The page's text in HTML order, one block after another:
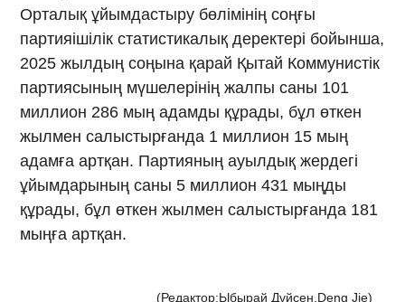
Орталық ұйымдастыру бөлімінің соңғы
партияішілік статистикалық деректері бойынша,
2025 жылдың соңына қарай Қытай Коммунистік
партиясының мүшелерінің жалпы саны 101
миллион 286 мың адамды құрады, бұл өткен
жылмен салыстырғанда 1 миллион 15 мың
адамға артқан. Партияның ауылдық жердегі
ұйымдарының саны 5 миллион 431 мыңды
құрады, бұл өткен жылмен салыстырғанда 181
мыңға артқан.
(Редактор:Ыбырай Дүйсен,Deng Jie)